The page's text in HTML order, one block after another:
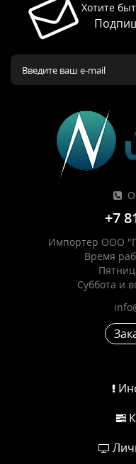
Хотите
+7
Импортер ООО
Время
Суббота и